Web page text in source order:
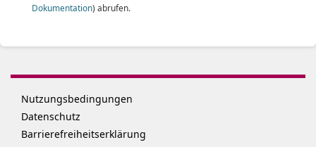
Dokumentation) abrufen.
Nutzungsbedingungen
Datenschutz
Barrierefreiheitserklärung